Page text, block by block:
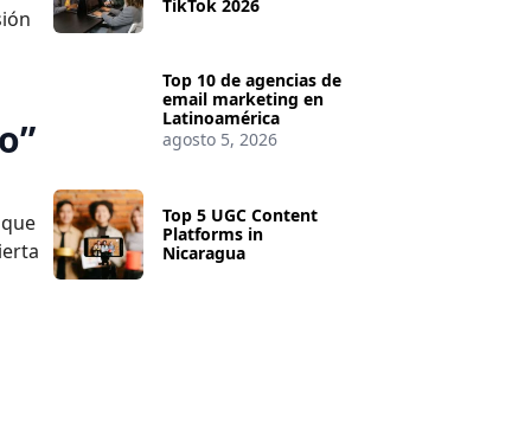
TikTok 2026
Top 10 de agencias de
email marketing en
Latinoamérica
agosto 5, 2026
Top 5 UGC Content
Platforms in
Nicaragua